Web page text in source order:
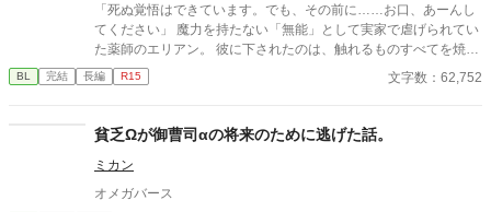
「死ぬ覚悟はできています。でも、その前に……お口、あーんし
てください」 魔力を持たない「無能」として実家で虐げられてい
た薬師のエリアン。 彼に下されたのは、触れるものすべてを焼き
尽くす「死の竜帝」ヴァレリウスへの、身代わりの婚姻だった。
BL 完結 長編 R15 文字数：62,752
貧乏Ωが御曹司αの将来のために逃げた話。
ミカン
オメガバース